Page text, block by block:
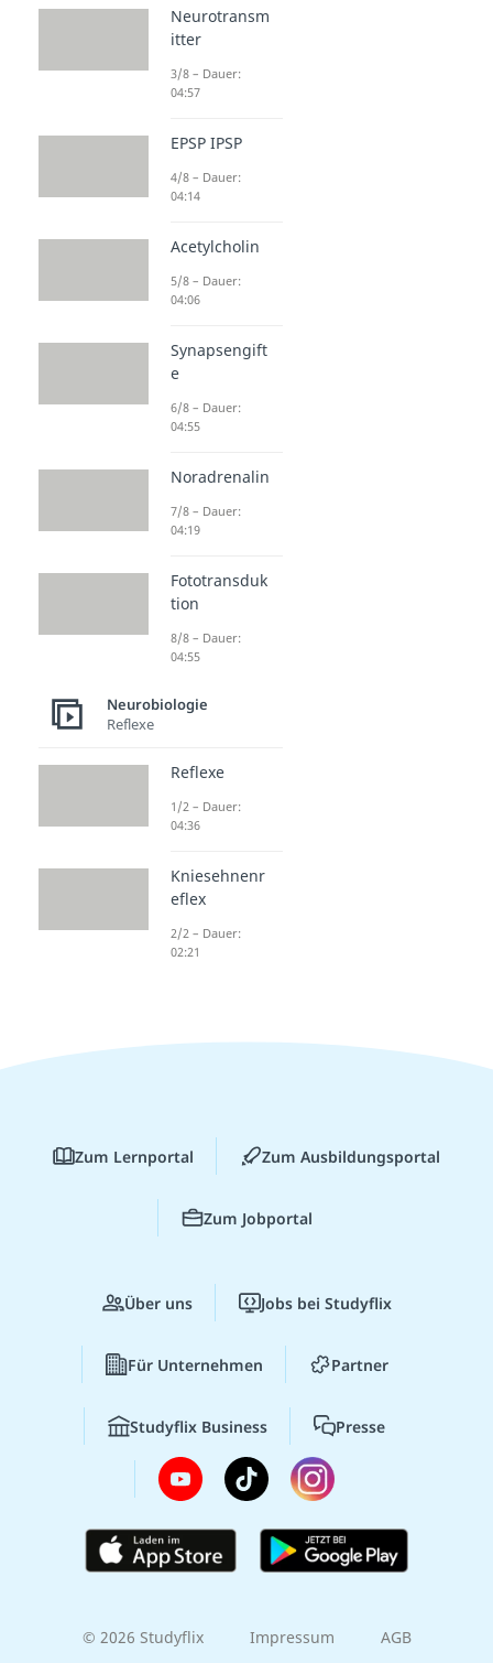
Neurotransm
itter
3/8 – Dauer:
04:57
EPSP IPSP
4/8 – Dauer:
04:14
Acetylcholin
5/8 – Dauer:
04:06
Synapsengift
e
6/8 – Dauer:
04:55
Noradrenalin
7/8 – Dauer:
04:19
Fototransduk
tion
8/8 – Dauer:
04:55
Neurobiologie
Reflexe
Reflexe
1/2 – Dauer:
04:36
Kniesehnenr
eflex
2/2 – Dauer:
02:21
Zum Lernportal Zum Ausbildungsportal
Zum Jobportal
Über uns Jobs bei Studyflix
Für Unternehmen Partner
Studyflix Business Presse
© 2026 Studyflix Impressum AGB